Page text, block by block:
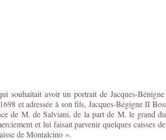
avoir un portrait de Jacques-
et adressée à son fils, Jacques-Bégigne II
de M. de Salviani, de la part de M. le grand
et lui faisait parvenir quelques caisses
de Montalcino ».